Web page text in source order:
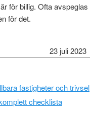
för billig. Ofta avspeglas
för det.
23 juli 2023
fastigheter och trivsel
checklista